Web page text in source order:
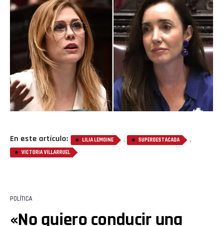
En este artículo: LILIA LEMOINE , SUPERDESTACADA ,
VICTORIA VILLARRUEL
POLÍTICA
«No quiero conducir una